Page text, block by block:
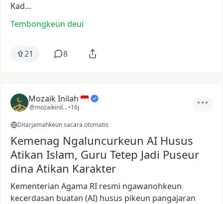
Kad…
Tembongkeun deui
21 8
Mozaik Inilah
@mozaikinilah•16j
Ditarjamahkeun sacara otomatis
Kemenag Ngaluncurkeun AI Husus
Atikan Islam, Guru Tetep Jadi Puseur
dina Atikan Karakter
Kementerian Agama RI resmi ngawanohkeun
kecerdasan buatan (AI) husus pikeun pangajaran